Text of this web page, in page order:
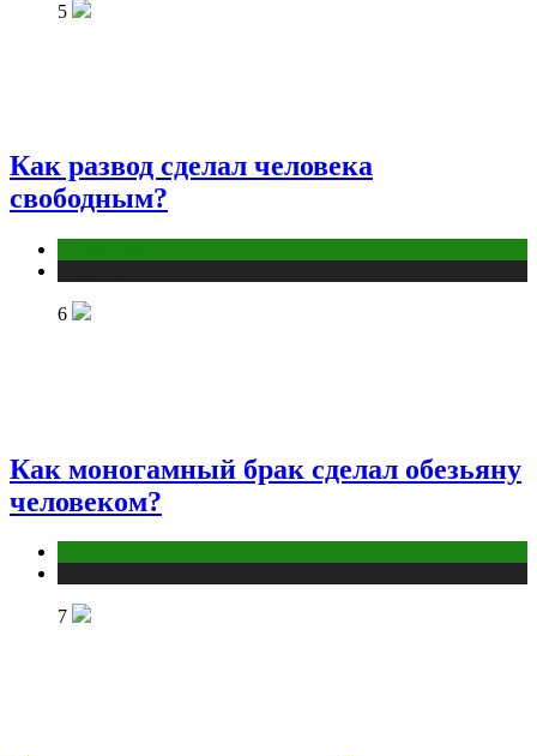
5
Как развод сделал человека
свободным?
6
Как моногамный брак сделал обезьяну
человеком?
7